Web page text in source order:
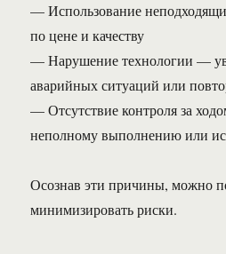
— Использование
по цене и качеству
— Нарушение технологии —
аварийных ситуаций или
— Отсутствие контроля за
неполному выполнению или
Осознав эти причины, можно
минимизировать риски.